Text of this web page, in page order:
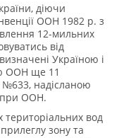
діючи
ООН 1982 р. з
12-мильних
від
Україною і
ООН ще 11
надісланою
при ООН.
вод
зону та